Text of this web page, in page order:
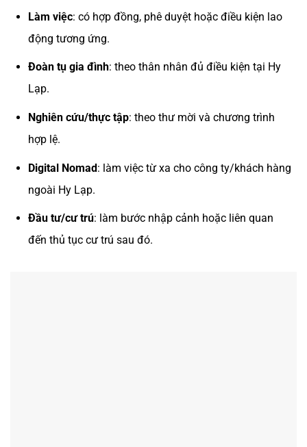
Làm việc: có hợp đồng, phê duyệt hoặc điều kiện lao
động tương ứng.
Đoàn tụ gia đình: theo thân nhân đủ điều kiện tại Hy
Lạp.
Nghiên cứu/thực tập: theo thư mời và chương trình
hợp lệ.
Digital Nomad: làm việc từ xa cho công ty/khách hàng
ngoài Hy Lạp.
Đầu tư/cư trú: làm bước nhập cảnh hoặc liên quan
đến thủ tục cư trú sau đó.